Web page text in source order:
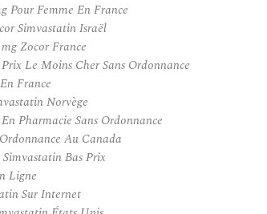
Pour Femme En France
Simvastatin Israël
Zocor France
Le Moins Cher Sans Ordonnance
France
Norvège
Pharmacie Sans Ordonnance
Au Canada
Bas Prix
Ligne
Sur Internet